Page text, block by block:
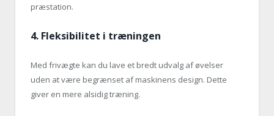
præstation.
4. Fleksibilitet i træningen
Med frivægte kan du lave et bredt udvalg af øvelser
uden at være begrænset af maskinens design. Dette
giver en mere alsidig træning.